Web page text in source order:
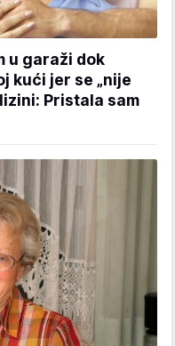
u garaži dok
kući jer se „nije
Pristala sam